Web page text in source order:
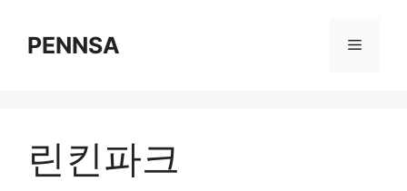
contentPENNSA Menu
린킨파크